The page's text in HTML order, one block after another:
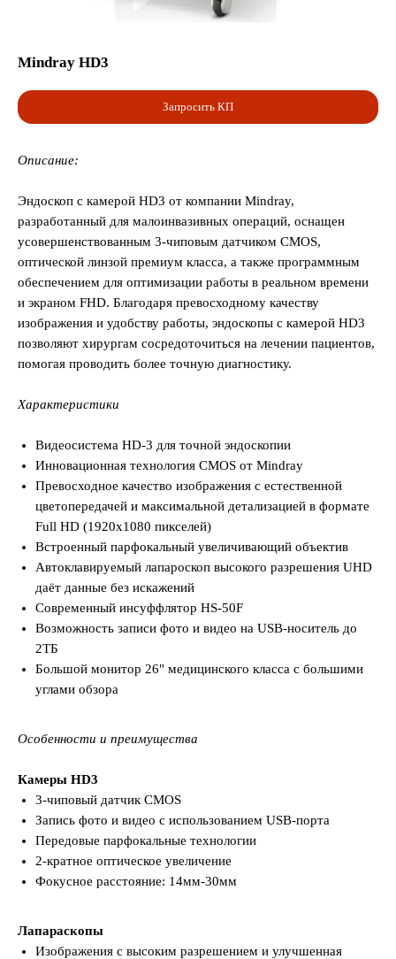
Mindray HD3
Запросить КП
Описание:
Эндоскоп с камерой HD3 от компании Mindray,
разработанный для малоинвазивных операций, оснащен
усовершенствованным 3-чиповым датчиком CMOS,
оптической линзой премиум класса, а также программным
обеспечением для оптимизации работы в реальном времени
и экраном FHD. Благодаря превосходному качеству
изображения и удобству работы, эндоскопы с камерой HD3
позволяют хирургам сосредоточиться на лечении пациентов,
помогая проводить более точную диагностику.
Характеристики
Видеосистема HD-3 для точной эндоскопии
Инновационная технология CMOS от Mindray
Превосходное качество изображения с естественной
цветопередачей и максимальной детализацией в формате
Full HD (1920х1080 пикселей)
Встроенный парфокальный увеличивающий объектив
Автоклавируемый лапароскоп высокого разрешения UHD
даёт данные без искажений
Современный инсуффлятор HS-50F
Возможность записи фото и видео на USB-носитель до
2ТБ
Большой монитор 26" медицинского класса с большими
углами обзора
Особенности и преимущества
Камеры HD3
3-чиповый датчик CMOS
Запись фото и видео с использованием USB-порта
Передовые парфокальные технологии
2-кратное оптическое увеличение
Фокусное расстояние: 14мм-30мм
Лапараскопы
Изображения с высоким разрешением и улучшенная